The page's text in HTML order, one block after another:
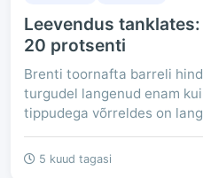
Leevendus
20 protsenti
Brenti toornafta barreli
turgudel langenud enam
tippudega võrreldes on
5 kuud tagasi